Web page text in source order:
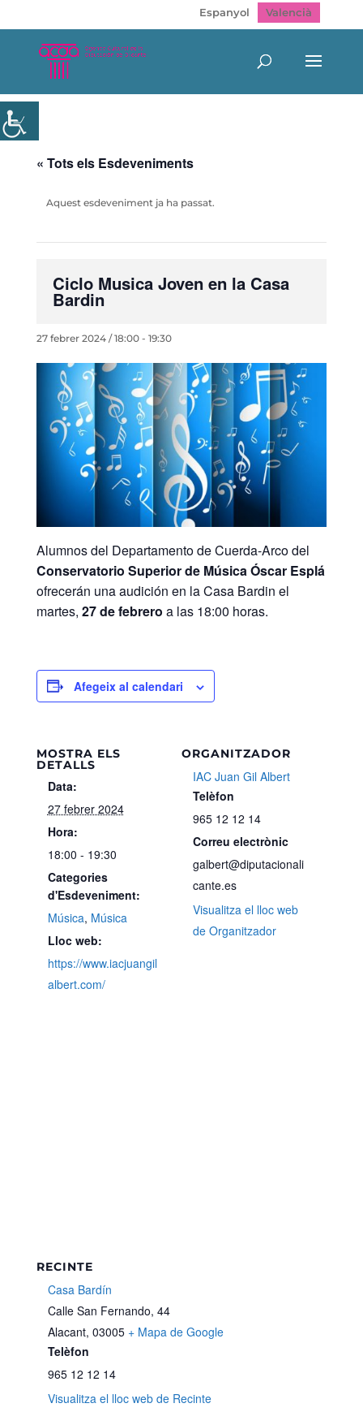
Espanyol Valencià
« Tots els Esdeveniments
Aquest esdeveniment ja ha passat.
Ciclo Musica Joven en la Casa
Bardin
27 febrer 2024 / 18:00- 19:30
Alumnos del Departamento de Cuerda-Arco del
Conservatorio Superior de Música Óscar Esplá
ofrecerán una audición en la Casa Bardin el
martes, 27 de febrero a las 18:00 horas.
Afegeix al calendari
MOSTRA ELS
DETALLS
Data:
27 febrer 2024
Hora:
18:00 - 19:30
Categories
d'Esdeveniment:
Música, Música
Lloc web:
https://www.iacjuangil
albert.com/
ORGANITZADOR
IAC Juan Gil Albert
Telèfon
965 12 12 14
Correu electrònic
galbert@diputacionali
cante.es
Visualitza el lloc web
de Organitzador
RECINTE
Casa Bardín
Calle San Fernando, 44
Alacant, 03005 + Mapa de Google
Telèfon
965 12 12 14
Visualitza el lloc web de Recinte